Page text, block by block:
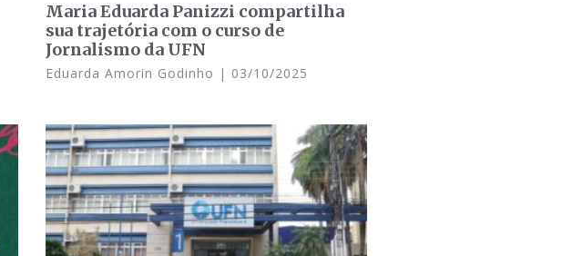
Maria Eduarda Panizzi compartilha
sua trajetória com o curso de
Jornalismo da UFN
Eduarda Amorin Godinho 03/10/2025